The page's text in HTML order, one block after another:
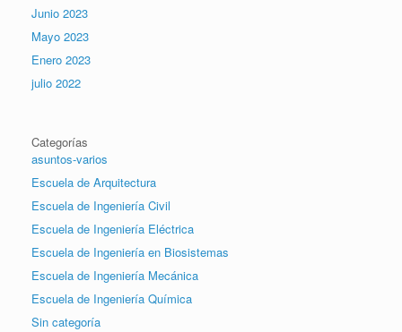
Junio 2023
Mayo 2023
Enero 2023
julio 2022
Categorías
asuntos-varios
Escuela de Arquitectura
Escuela de Ingeniería Civil
Escuela de Ingeniería Eléctrica
Escuela de Ingeniería en Biosistemas
Escuela de Ingeniería Mecánica
Escuela de Ingeniería Química
Sin categoría